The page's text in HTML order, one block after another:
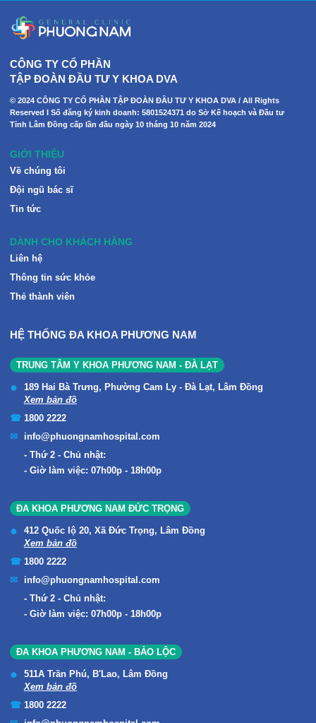
CÔNG TY CỔ PHẦN
TẬP ĐOÀN ĐẦU TƯ Y KHOA DVA
© 2024 CÔNG TY CỔ PHẦN TẬP ĐOÀN ĐẦU TƯ Y KHOA DVA / All Rights
Reserved I Số đăng ký kinh doanh: 5801524371 do Sở Kế hoạch và Đầu tư
Tỉnh Lâm Đồng cấp lần đầu ngày 10 tháng 10 năm 2024
GIỚI THIỆU
Về chúng tôi
Đội ngũ bác sĩ
Tin tức
DÀNH CHO KHÁCH HÀNG
Liên hệ
Thông tin sức khỏe
Thẻ thành viên
HỆ THỐNG ĐA KHOA PHƯƠNG NAM
TRUNG TÂM Y KHOA PHƯƠNG NAM - ĐÀ LẠT
189 Hai Bà Trưng, Phường Cam Ly - Đà Lạt, Lâm Đồng
Xem bản đồ
1800 2222
info@phuongnamhospital.com
Thứ 2 - Chủ nhật:
Giờ làm việc: 07h00p - 18h00p
ĐA KHOA PHƯƠNG NAM ĐỨC TRỌNG
412 Quốc lộ 20, Xã Đức Trọng, Lâm Đồng
Xem bản đồ
1800 2222
info@phuongnamhospital.com
Thứ 2 - Chủ nhật:
Giờ làm việc: 07h00p - 18h00p
ĐA KHOA PHƯƠNG NAM - BẢO LỘC
511A Trần Phú, B'Lao, Lâm Đồng
Xem bản đồ
1800 2222